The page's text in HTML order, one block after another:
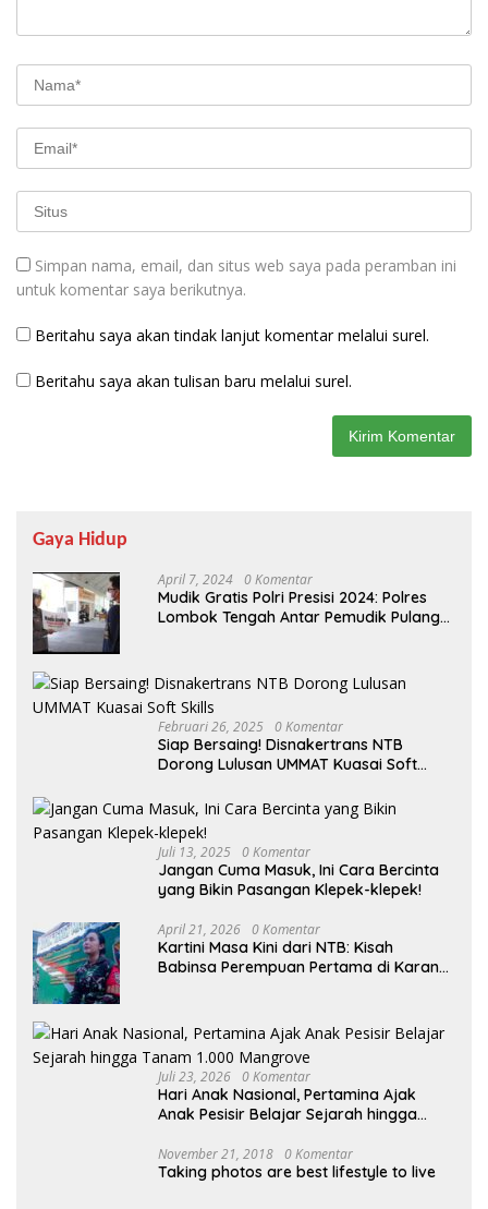
Simpan nama, email, dan situs web saya pada peramban ini
untuk komentar saya berikutnya.
Beritahu saya akan tindak lanjut komentar melalui surel.
Beritahu saya akan tulisan baru melalui surel.
Gaya Hidup
April 7, 2024 0 Komentar
Mudik Gratis Polri Presisi 2024: Polres
Lombok Tengah Antar Pemudik Pulang
Februari 26, 2025 0 Komentar
Siap Bersaing! Disnakertrans NTB
Dorong Lulusan UMMAT Kuasai Soft
Juli 13, 2025 0 Komentar
Jangan Cuma Masuk, Ini Cara Bercinta
yang Bikin Pasangan Klepek-klepek!
April 21, 2026 0 Komentar
Kartini Masa Kini dari NTB: Kisah
Babinsa Perempuan Pertama di Karang
Juli 23, 2026 0 Komentar
Hari Anak Nasional, Pertamina Ajak
Anak Pesisir Belajar Sejarah hingga
November 21, 2018 0 Komentar
Taking photos are best lifestyle to live